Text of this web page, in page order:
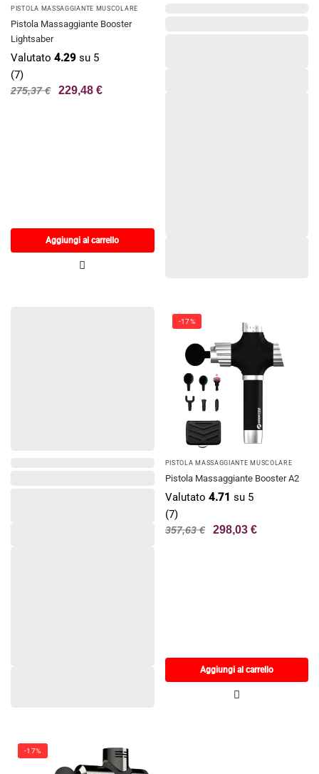
PISTOLA MASSAGGIANTE MUSCOLARE
Pistola Massaggiante Booster
Lightsaber
Valutato 4.29 su 5
(7)
275,37€ 229,48 €
Aggiungi al carrello
-17%
PISTOLA MASSAGGIANTE MUSCOLARE
Pistola Massaggiante Booster A2
Valutato 4.71 su 5
(7)
357,63€ 298,03 €
Aggiungi al carrello
-17%